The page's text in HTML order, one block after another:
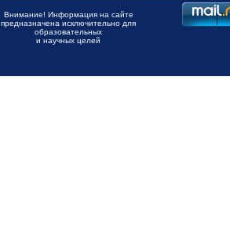
Внимание! Информация на сайте
предназначена исключительно для
образовательных
и научных целей